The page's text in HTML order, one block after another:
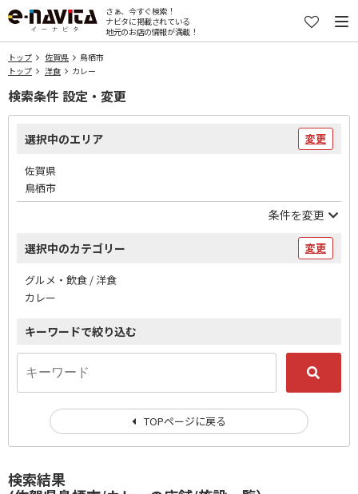
さぁ、今すぐ検索！
ナビタに掲載されている
地元のお店の情報が満載！
トップ 佐賀県
鳥栖市
トップ
洋食 カレー
検索結果
検索条件 設定・変更
選択中のエリア 変更
佐賀県
鳥栖市
条件を変更
選択中のカテゴリー 変更
グルメ・飲食 / 洋食
カレー
キーワードで絞り込む
TOPページに戻る